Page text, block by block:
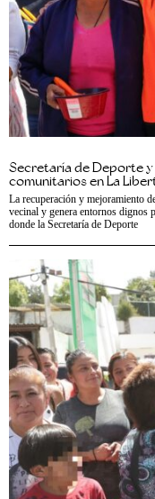
Secretaría de Deporte
comunitarios en La
La recuperación y mejoramiento
vecinal y genera entornos dignos
donde la Secretaría de Deporte